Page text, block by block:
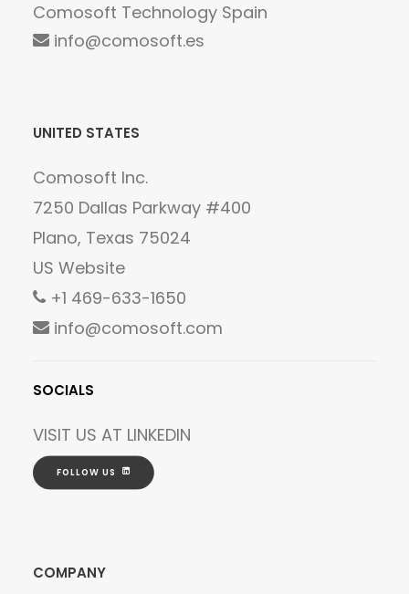
Comosoft Technology Spain
info@comosoft.es
UNITED STATES
Comosoft Inc.
7250 Dallas Parkway #400
Plano, Texas 75024
US Website
+1 469-633-1650
info@comosoft.com
SOCIALS
VISIT US AT LINKEDIN
FOLLOW US
COMPANY